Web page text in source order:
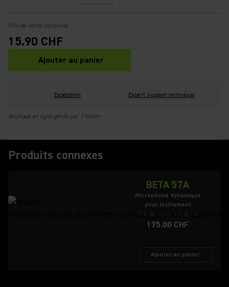
Prix de vente conseillé
15.90 CHF
Ajouter au panier
Expédition Expert support technique
Boutique en ligne gérée par 11ecom
Produits connexes
BETA 57A
Microphone dynamique
pour instrument
Prix de vente conseillé
175.00 CHF
Ajouter au panier